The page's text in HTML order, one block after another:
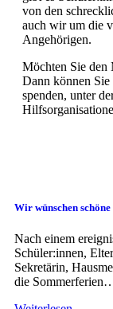
von den
auch wir um die
Angehörigen.
Möchten Sie den
Dann können Sie
spenden, unter
Wir wünschen
Nach einem
Schüler:innen,
Sekretärin,
die